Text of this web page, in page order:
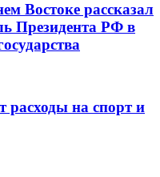
Востоке рассказал
Президента РФ в
расходы на спорт и